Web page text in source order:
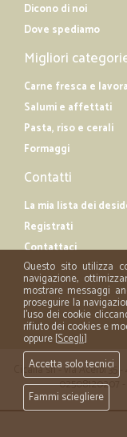
Dicono di noi
Dove spediamo
Migliori
Carne fresca e
Salumi e affettati
Pasta, riso e cerali
Formaggi
Contatti
La mia lista dei
Registrati
Contattaci
Cicalia srl - via Acerbi 35
02508120207 -
Questo sito utilizza
navigazione,
mostrare messaggi
proseguire la
l'uso dei cookie
rifiuto dei cookies e
oppure [Scegli]
Accetta solo tecnici
Fammi sciegliere